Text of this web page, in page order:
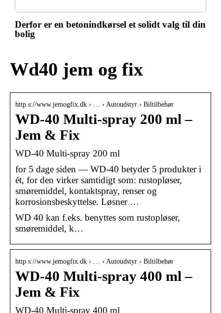
Derfor er en betonindkørsel et solidt valg til din
bolig
Wd40 jem og fix
http s://www.jemogfix.dk › … › Autoudstyr › Biltilbehør
WD-40 Multi-spray 200 ml –
Jem & Fix
WD-40 Multi-spray 200 ml
for 5 dage siden — WD-40 betyder 5 produkter i
ét, for den virker samtidigt som: rustopløser,
smøremiddel, kontaktspray, renser og
korrosionsbeskyttelse. Løsner …
WD 40 kan f.eks. benyttes som rustopløser,
smøremiddel, k…
http s://www.jemogfix.dk › … › Autoudstyr › Biltilbehør
WD-40 Multi-spray 400 ml –
Jem & Fix
WD-40 Multi-spray 400 ml